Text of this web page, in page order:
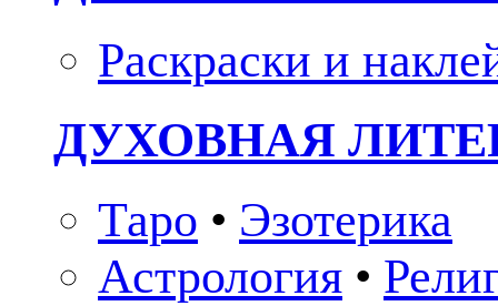
Раскраски и
ДУХОВНАЯ
Таро • Эзотерика
Астрология •